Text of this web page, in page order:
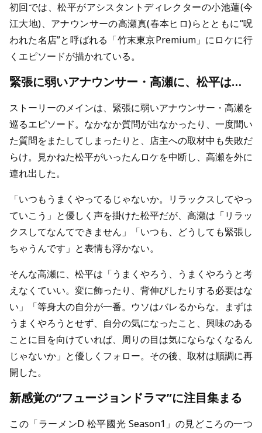
初回では、松平がアシスタントディレクターの小池蓮(今
江大地)、アナウンサーの高瀬真(春本ヒロ)らとともに“呪
われた名店”と呼ばれる「竹末東京Premium」にロケに行
くエピソードが描かれている。
緊張に弱いアナウンサー・高瀬に、松平は…
ストーリーのメインは、緊張に弱いアナウンサー・高瀬を
巡るエピソード。なかなか質問が出なかったり、一度聞い
た質問をまたしてしまったりと、店主への取材中も失敗だ
らけ。見かねた松平がいったんロケを中断し、高瀬を外に
連れ出した。
「いつもうまくやってるじゃないか。リラックスしてやっ
ていこう」と優しく声を掛けた松平だが、高瀬は「リラッ
クスしてなんてできません」「いつも、どうしても緊張し
ちゃうんです」と表情も浮かない。
そんな高瀬に、松平は「うまくやろう、うまくやろうと考
えなくていい。変に飾ったり、背伸びしたりする必要はな
い」「等身大の自分が一番。ウソはバレるからな。まずは
うまくやろうとせず、自分の気になったこと、興味のある
ことに目を向けていれば、周りの目は気にならなくなるん
じゃないか」と優しくフォロー。その後、取材は順調に再
開した。
新感覚の“フュージョンドラマ”に注目集まる
この「ラーメンD 松平國光 Season1」の見どころの一つ